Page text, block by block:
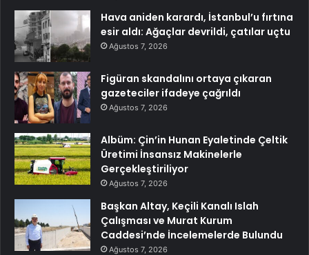
Hava aniden karardı, İstanbul’u fırtına
esir aldı: Ağaçlar devrildi, çatılar uçtu
Ağustos 7, 2026
Figüran skandalını ortaya çıkaran
gazeteciler ifadeye çağrıldı
Ağustos 7, 2026
Albüm: Çin’in Hunan Eyaletinde Çeltik
Üretimi İnsansız Makinelerle
Gerçekleştiriliyor
Ağustos 7, 2026
Başkan Altay, Keçili Kanalı Islah
Çalışması ve Murat Kurum
Caddesi’nde İncelemelerde Bulundu
Ağustos 7, 2026